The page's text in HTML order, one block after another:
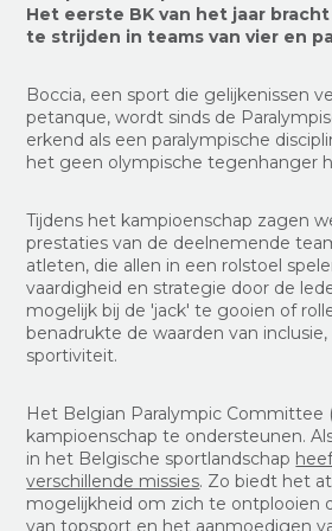
Het eerste BK van het jaar
te strijden in teams van vier en
Boccia, een sport die gelijkenissen
petanque, wordt sinds de
erkend als een paralympische
het geen olympische tegenhanger
Tijdens het kampioenschap zagen
prestaties van de deelnemende
atleten, die allen in een rolstoel
vaardigheid en strategie door de
mogelijk bij de 'jack' te gooien of
benadrukte de waarden van
sportiviteit.
Het Belgian Paralympic Committee
kampioenschap te ondersteunen.
in het Belgische sportlandschap
verschillende missies. Zo biedt het
mogelijkheid om zich te ontplooien
van topsport en het aanmoedigen